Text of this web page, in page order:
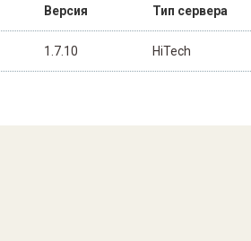
Версия Тип сервера
1.7.10 HiTech